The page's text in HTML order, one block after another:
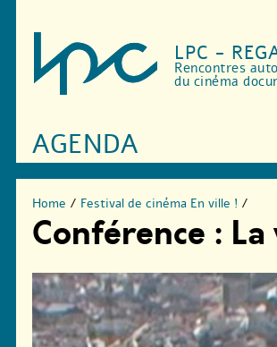
LPC -
Rencontres
du cinéma
AGENDA
Home / Festival de cinéma En ville ! /
Conférence :